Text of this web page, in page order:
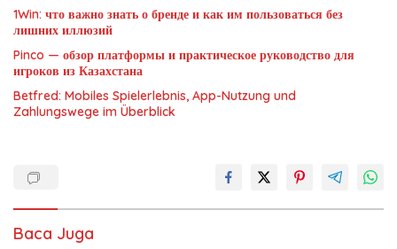
1Win: что важно знать о бренде и как им пользоваться без
лишних иллюзий
Pinco — обзор платформы и практическое руководство для
игроков из Казахстана
Betfred: Mobiles Spielerlebnis, App-Nutzung und
Zahlungswege im Überblick
Baca Juga